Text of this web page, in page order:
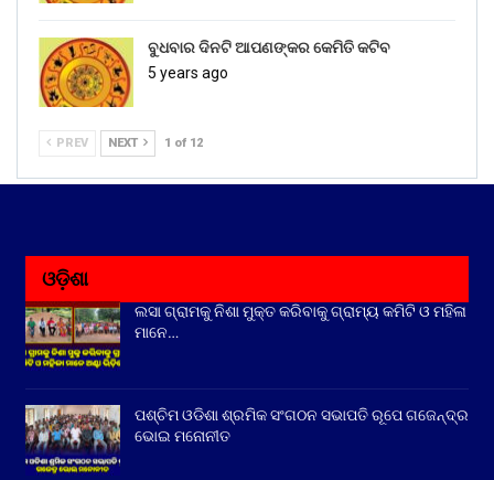
ବୁଧବାର ଦିନଟି ଆପଣଙ୍କର କେମିତି କଟିବ
5 years ago
PREV NEXT 1 of 12
ଓଡ଼ିଶା
ଲସା ଗ୍ରାମକୁ ନିଶା ମୁକ୍ତ କରିବାକୁ ଗ୍ରାମ୍ୟ କମିଟି ଓ ମହିଳା
ମାନେ…
ପଶ୍ଚିମ ଓଡିଶା ଶ୍ରମିକ ସଂଗଠନ ସଭାପତି ରୂପେ ଗଜେନ୍ଦ୍ର
ଭୋଇ ମନୋନୀତ